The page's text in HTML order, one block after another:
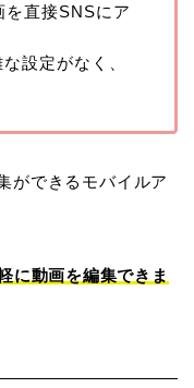
を直接SNSにア
設定がなく、
ができるモバイルア
に動画を編集できま